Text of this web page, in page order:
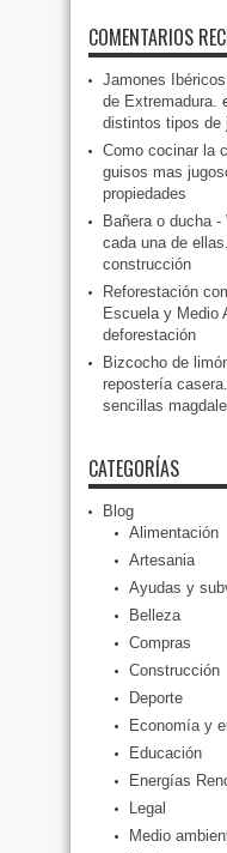
COMENTARIOS
Jamones
de Extremadura.
distintos tipos de
Como cocinar la
guisos mas
propiedades
Bañera o ducha
cada una de ellas.
construcción
Reforestación
Escuela y Medio
deforestación
Bizcocho de
repostería casera.
sencillas
CATEGORÍAS
Blog
Alimentación
Artesania
Ayudas y
Belleza
Compras
Construcción
Deporte
Economía y
Educación
Energías
Legal
Medio